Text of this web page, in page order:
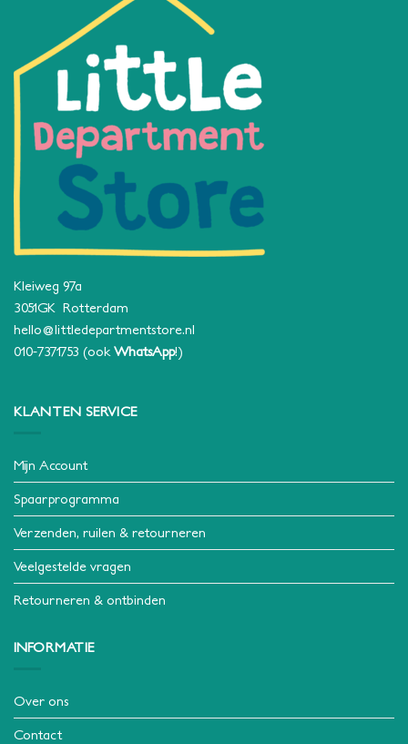
Kleiweg 97a
3051GK Rotterdam
hello@littledepartmentstore.nl
010-7371753 (ook WhatsApp!)
KLANTEN SERVICE
Mijn Account
Spaarprogramma
Verzenden, ruilen & retourneren
Veelgestelde vragen
Retourneren & ontbinden
INFORMATIE
Over ons
Contact